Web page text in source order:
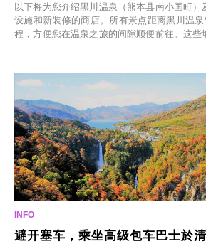
以下将为您介绍黑川温泉（熊本县南小国町）
设施和新装修的商店。所有景点距离黑川温
程，方便您在温泉之旅的间隙顺便前往。这些
食材的餐厅。让您体验黑川温泉的全新乐趣。
避开塞车，乘坐高级包车巴士於